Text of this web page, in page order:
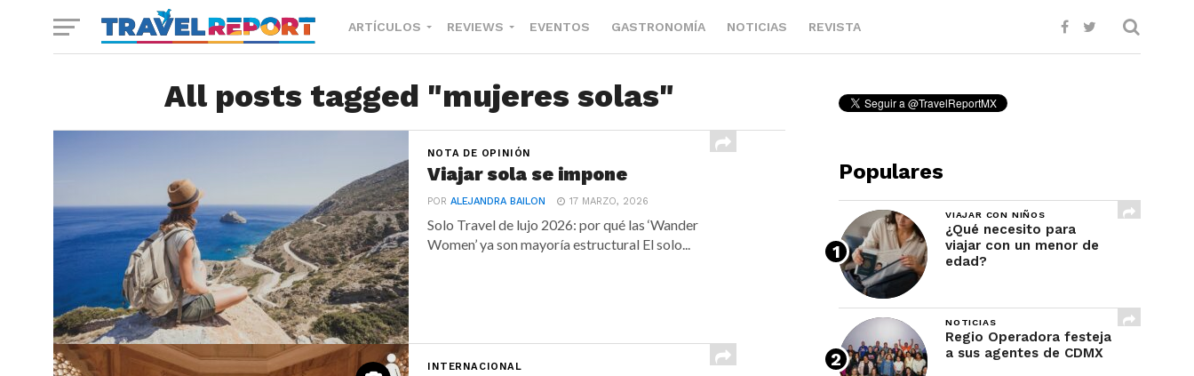
ARTÍCULOS REVIEWS EVENTOS GASTRONOMÍA NOTICIAS REVISTA
All posts tagged "mujeres solas"
NOTA DE OPINIÓN
Viajar sola se impone
PORALEJANDRA BAILON 17 MARZO, 2026
Solo Travel de lujo 2026: por qué las ‘Wander
Women’ ya son mayoría estructural El solo...
INTERNACIONAL
Populares
VIAJAR CON NIÑOS
¿Qué necesito para
viajar con un menor de
edad?
NOTICIAS
Regio Operadora festeja
a sus agentes de CDMX